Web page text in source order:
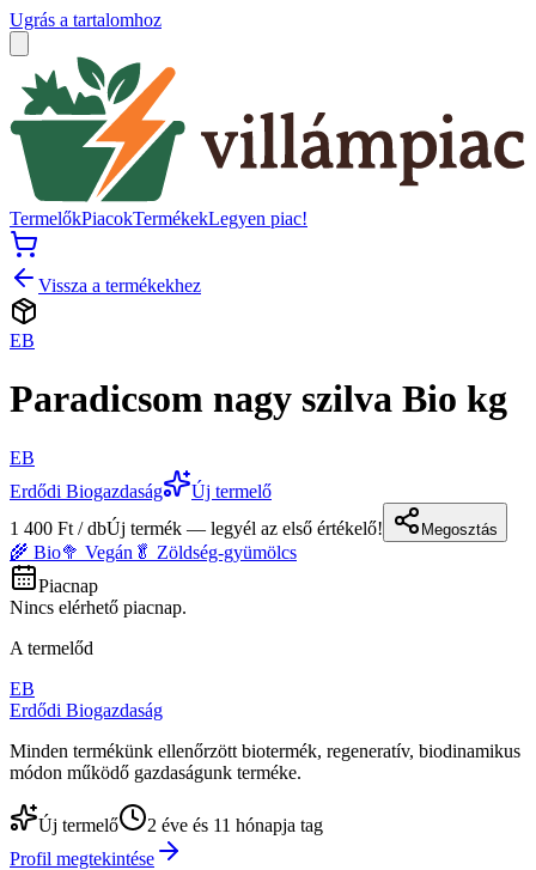
Ugrás a tartalomhoz
TermelőkPiacokTermékekLegyen piac!
Vissza a termékekhez
EB
Paradicsom nagy szilva Bio kg
EB
Erdődi Biogazdaság
Új termelő
1 400 Ft / dbÚj termék — legyél az első értékelő! Megosztás
🌾 Bio🥦 Vegán 🥬 Zöldség-gyümölcs
Piacnap
Nincs elérhető piacnap.
A termelőd
EB
Erdődi Biogazdaság
Minden termékünk ellenőrzött biotermék, regeneratív, biodinamikus
módon működő gazdaságunk terméke.
Új termelő
2 éve és 11 hónapja tag
Profil megtekintése